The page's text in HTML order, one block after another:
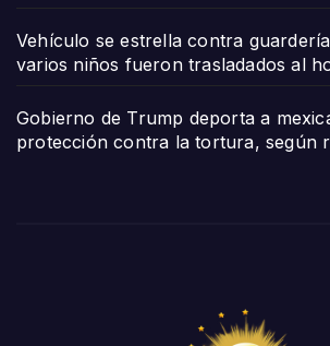
Vehículo se estrella contra
varios niños fueron trasladados al
Gobierno de Trump deporta a
protección contra la tortura, según